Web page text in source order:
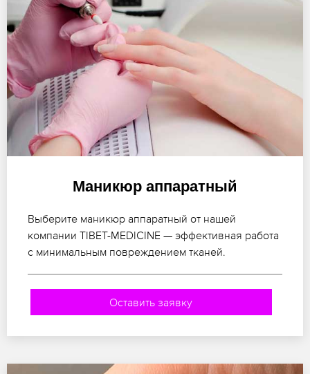
Маникюр аппаратный
Выберите маникюр аппаратный от нашей
компании TIBET-MEDICINE — эффективная работа
с минимальным повреждением тканей.
Оставить заявку